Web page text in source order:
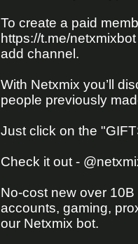
To create a paid
https://t.me/
add channel.
With Netxmix you’ll
people previously
Just click on the
Check it out -
No-cost new over
accounts, gaming,
our Netxmix bot.